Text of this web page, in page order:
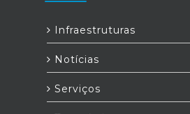
Infraestruturas
Notícias
Serviços